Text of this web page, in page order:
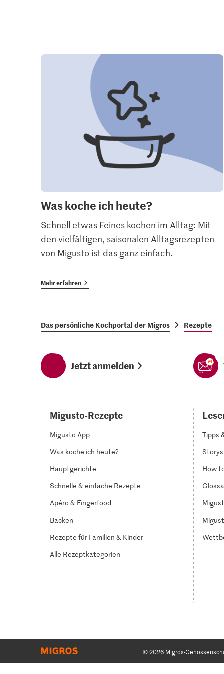
Was koche ich heute?
Schnell etwas Feines kochen im Alltag: Mit
den vielfältigen, saisonalen Alltagsrezepten
von Migusto ist das ganz einfach.
Mehr erfahren
Das persönliche Kochportal der Migros Rezepte
Jetzt anmelden
Migusto-Rezepte
Migusto App
Was koche ich heute?
Hauptgerichte
Schnelle & einfache Rezepte
Apéro & Fingerfood
Backen
Rezepte für Familien & Kinder
Alle Rezeptkategorien
Tipps
Storys
How
© 2026 Migros-